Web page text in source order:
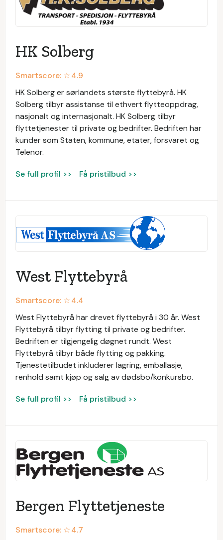
HK Solberg
Smartscore: ☆4.9
HK Solberg er sørlandets største flyttebyrå. HK
Solberg tilbyr assistanse til ethvert flytteoppdrag,
nasjonalt og internasjonalt. HK Solberg tilbyr
flyttetjenester til private og bedrifter. Bedriften har
kunder som Staten, kommune, etater, forsvaret og
Telenor.
Se full profil >> Få pristilbud >>
West Flyttebyrå
Smartscore: ☆4.4
West Flyttebyrå har drevet flyttebyrå i 30 år. West
Flyttebyrå tilbyr flytting til private og bedrifter.
Bedriften er tilgjengelig døgnet rundt. West
Flyttebyrå tilbyr både flytting og pakking.
Tjenestetilbudet inkluderer lagring, emballasje,
renhold samt kjøp og salg av dødsbo/konkursbo.
Se full profil >> Få pristilbud >>
Bergen Flyttetjeneste
Smartscore: ☆4.7